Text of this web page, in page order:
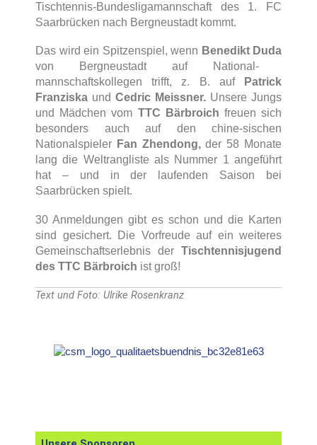
Tischtennis-Bundesligamannschaft des 1. FC
Saarbrücken nach Bergneustadt kommt.
Das wird ein Spitzenspiel, wenn Benedikt Duda
von Bergneustadt auf National-
mannschaftskollegen trifft, z. B. auf
Patrick
Franziska und Cedric Meissner. Unsere Jungs
und Mädchen vom TTC Bärbroich freuen sich
besonders auch auf den chine-sischen
Nationalspieler Fan Zhendong,der 58 Monate
lang die Weltrangliste als Nummer 1 angeführt
hat – und in der laufenden Saison bei
Saarbrücken spielt.
30 Anmeldungen gibt es schon und die Karten
sind gesichert. Die Vorfreude auf ein weiteres
Gemeinschaftserlebnis der Tischtennisjugend
des TTC Bärbroich ist groß!
Text und Foto: Ulrike Rosenkranz